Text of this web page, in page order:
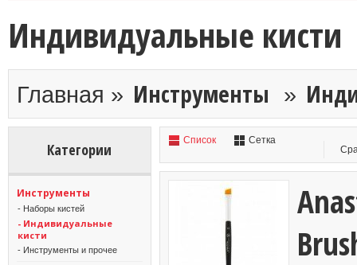
Индивидуальные кисти
Главная » Инструменты »
Категории
Инструменты
- Наборы кистей
- Индивидуальные
кисти
- Инструменты и прочее
Список
Сетка